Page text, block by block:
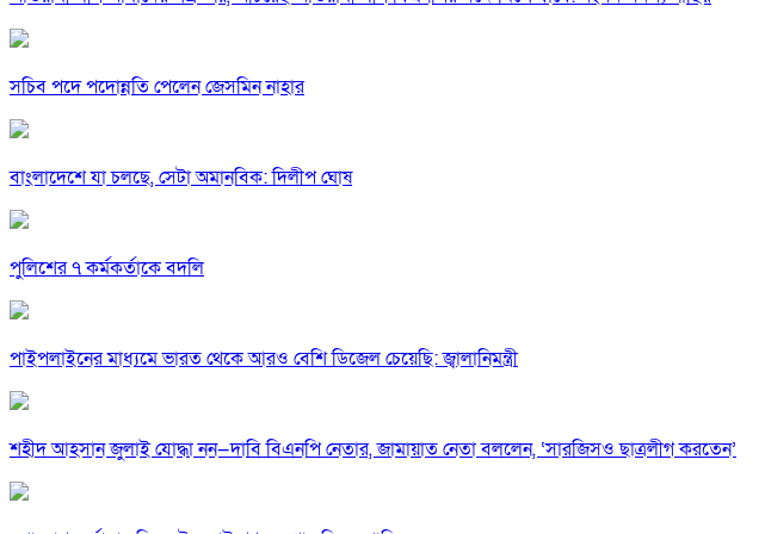
সচিব পদে পদোন্নতি পেলেন জেসমিন নাহার
বাংলাদেশে যা চলছে, সেটা অমানবিক: দিলীপ ঘোষ
পুলিশের ৭ কর্মকর্তাকে বদলি
পাইপলাইনের মাধ্যমে ভারত থেকে আরও বেশি ডিজেল চেয়েছি: জ্বালানিমন্ত্রী
শহীদ আহসান জুলাই যোদ্ধা নন—দাবি বিএনপি নেতার, জামায়াত নেতা বললেন, ‘সারজিসও ছাত্রলীগ করতেন’